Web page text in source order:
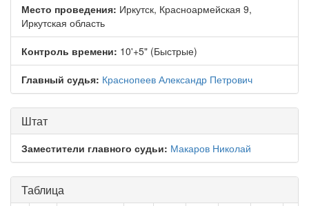
Место проведения: Иркутск, Красноармейская 9,
Иркутская область
Контроль времени: 10'+5" (Быстрые)
Главный судья: Краснопеев Александр Петрович
Штат
Заместители главного судьи: Макаров Николай
Таблица